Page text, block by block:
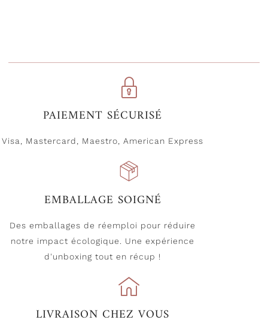
PAIEMENT SÉCURISÉ
Visa, Mastercard, Maestro, American Express
EMBALLAGE SOIGNÉ
Des emballages de réemploi pour réduire
notre impact écologique. Une expérience
d'unboxing tout en récup !
LIVRAISON CHEZ VOUS